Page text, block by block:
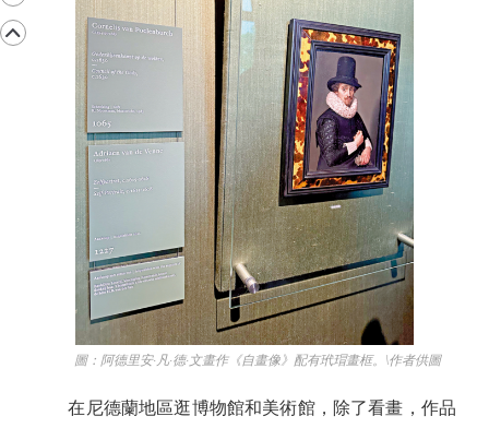
圖：阿德里安·凡·德·文畫作《自畫像》配有玳瑁畫框。\作者供圖
在尼德蘭地區逛博物館和美術館，除了看畫，作品